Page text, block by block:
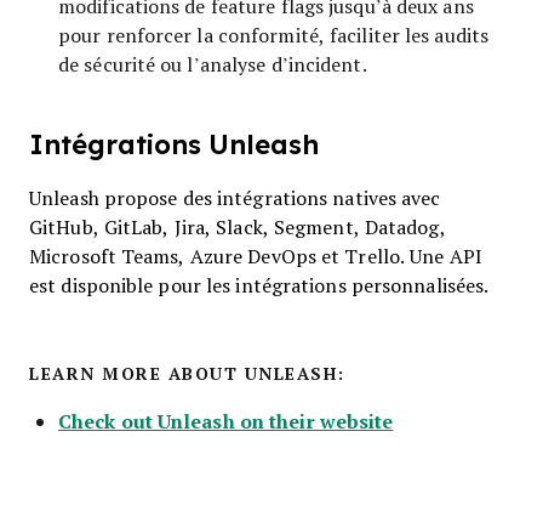
modifications de feature flags jusqu’à deux ans
pour renforcer la conformité, faciliter les audits
de sécurité ou l’analyse d’incident.
Intégrations Unleash
Unleash propose des intégrations natives avec
GitHub, GitLab, Jira, Slack, Segment, Datadog,
Microsoft Teams, Azure DevOps et Trello. Une API
est disponible pour les intégrations personnalisées.
LEARN MORE ABOUT UNLEASH:
Check out Unleash on their website